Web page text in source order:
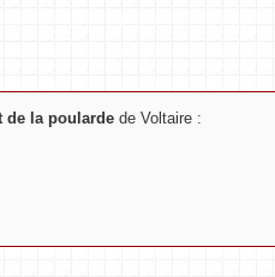
de la poulardede Voltaire :